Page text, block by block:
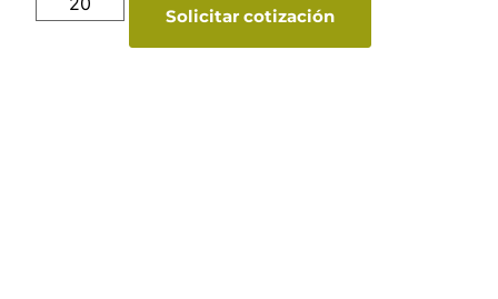
Solicitar cotización